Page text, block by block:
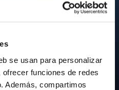
se usan para personalizar
funciones de redes
Además, compartimos